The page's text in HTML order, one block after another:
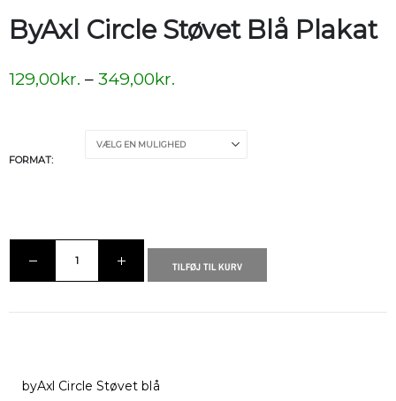
ByAxl Circle Støvet Blå Plakat
129,00kr. – 349,00kr.
FORMAT
TILFØJ TIL KURV
byAxl Circle Støvet blå